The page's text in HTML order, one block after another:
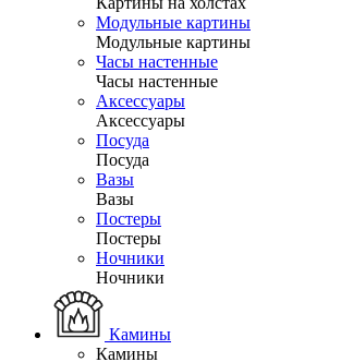
Модульные картины
Модульные картины
Часы настенные
Часы настенные
Аксессуары
Аксессуары
Посуда
Посуда
Вазы
Вазы
Постеры
Постеры
Ночники
Ночники
Камины
Камины